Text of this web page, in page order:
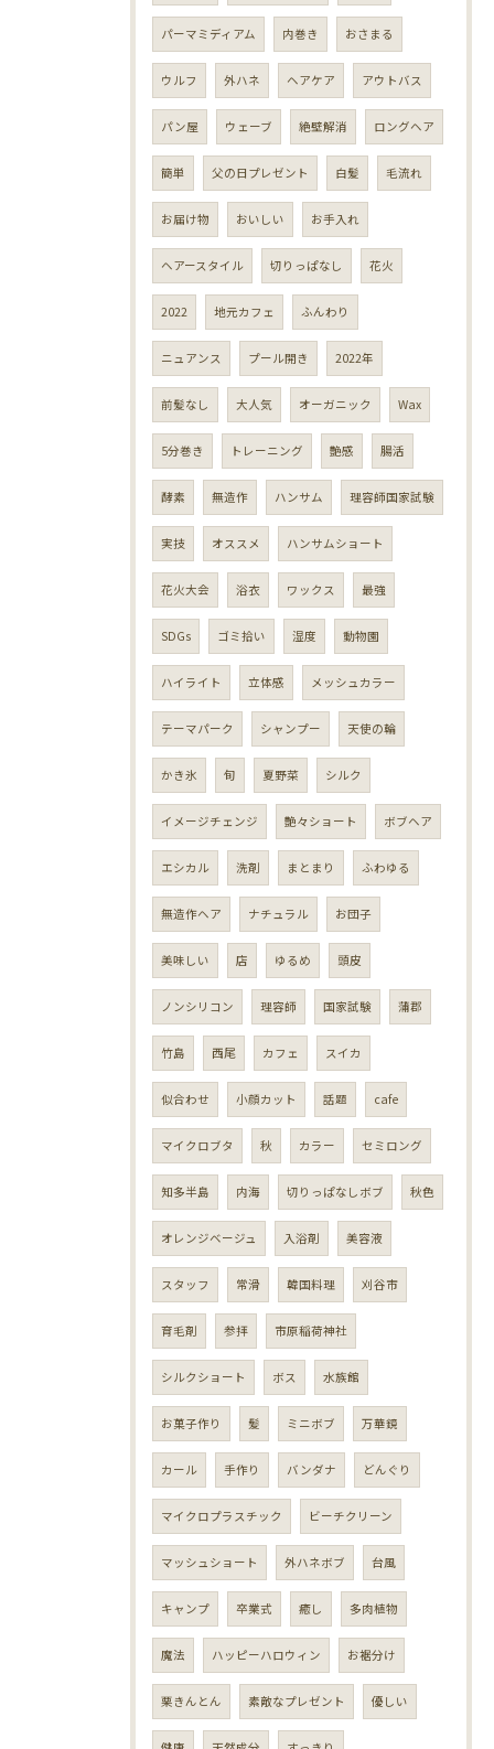
パーマミディアム 内巻き おさまる
ウルフ 外ハネ ヘアケア アウトバス
パン屋 ウェーブ 絶壁解消 ロングヘア
簡単 父の日プレゼント 白髪 毛流れ
お届け物 おいしい お手入れ
ヘアースタイル 切りっぱなし 花火
2022 地元カフェ ふんわり
ニュアンス プール開き 2022年
前髪なし 大人気 オーガニック Wax
5分巻き トレーニング 艶感 腸活
酵素 無造作 ハンサム 理容師国家試験
実技 オススメ ハンサムショート
花火大会 浴衣 ワックス 最強
SDGs ゴミ拾い 湿度 動物園
ハイライト 立体感 メッシュカラー
テーマパーク シャンプー 天使の輪
かき氷 旬 夏野菜 シルク
イメージチェンジ 艶々ショート ボブヘア
エシカル 洗剤 まとまり ふわゆる
無造作ヘア ナチュラル お団子
美味しい 店 ゆるめ 頭皮
ノンシリコン 理容師 国家試験 蒲郡
竹島 西尾 カフェ スイカ
似合わせ 小顔カット 話題 cafe
マイクロブタ 秋 カラー セミロング
知多半島 内海 切りっぱなしボブ 秋色
オレンジベージュ 入浴剤 美容液
スタッフ 常滑 韓国料理 刈谷市
育毛剤 参拝 市原稲荷神社
シルクショート ボス 水族館
お菓子作り 髪 ミニボブ 万華鏡
カール 手作り バンダナ どんぐり
マイクロプラスチック ビーチクリーン
マッシュショート 外ハネボブ 台風
キャンプ 卒業式 癒し 多肉植物
魔法 ハッピーハロウィン お裾分け
栗きんとん 素敵なプレゼント 優しい